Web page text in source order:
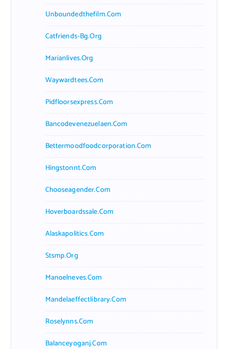
Unboundedthefilm.com
Catfriends-Bg.org
Marianlives.org
Waywardtees.com
Pidfloorsexpress.com
Bancodevenezuelaen.com
Bettermoodfoodcorporation.com
Hingstonnt.com
Chooseagender.com
Hoverboardssale.com
Alaskapolitics.com
Stsmp.org
Manoelneves.com
Mandelaeffectlibrary.com
Roselynns.com
Balanceyoganj.com